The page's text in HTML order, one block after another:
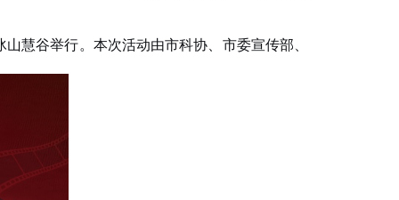
慧谷举行。本次活动由市科协、市委宣传部、